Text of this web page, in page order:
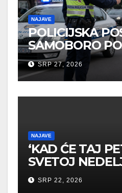
NAJAVE
POLICIJSKA
SAMOBORO
MJERE U CILJU
SVIH
PROMETU
SRP 27, 2026
NAJAVE
‘KAD ĆE TAJ
SVETOJ
SRP 22, 2026